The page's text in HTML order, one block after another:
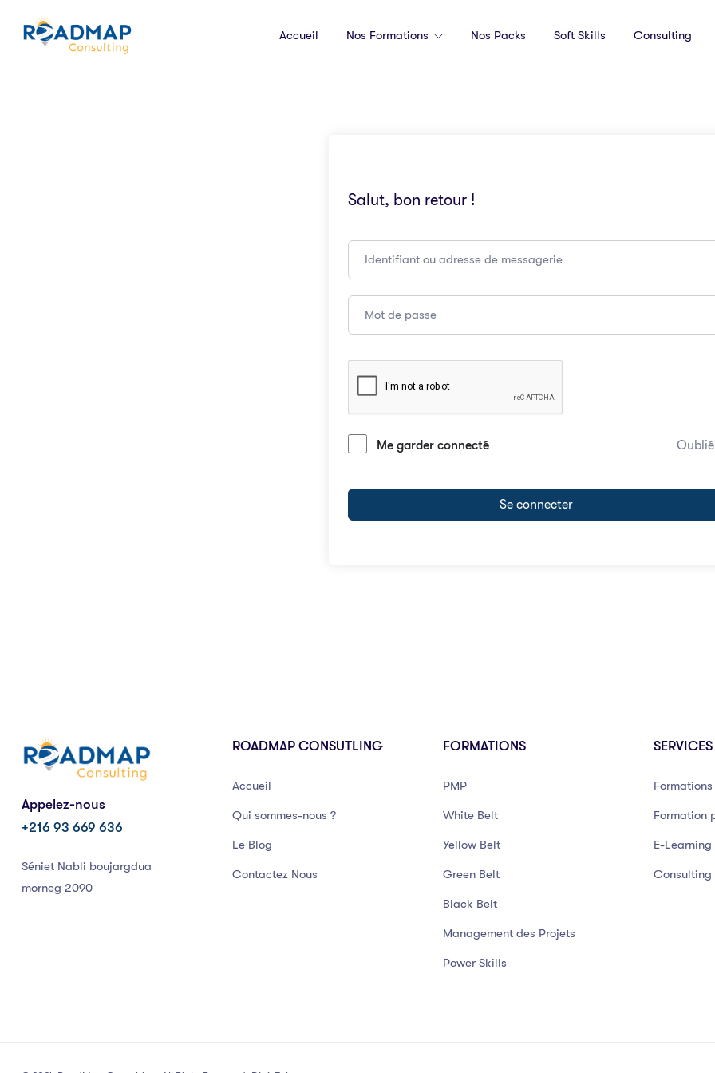
Accueil Nos Formations Nos Packs Soft Skills Consulting
Salut, bon retour !
Me garder connecté
Se connecter
Appelez-nous
+216 93 669 636
Séniet Nabli boujargdua
morneg 2090
ROADMAP CONSUTLING
Accueil
Qui sommes-nous ?
Le Blog
Contactez Nous
FORMATIONS
PMP
White Belt
Yellow Belt
Green Belt
Black Belt
Management des Projets
Power Skills
SERVICES
Formation
E-Learning
Consulting